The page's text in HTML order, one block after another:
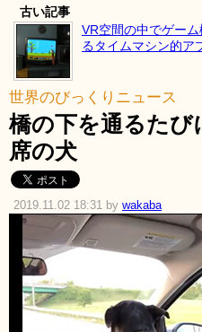
古い記事
VR空間の中でゲー
るタイムマシン的ア
世界のびっくりニュース
橋の下を通るた
席の犬
2019.11.02 18:31 by wakaba